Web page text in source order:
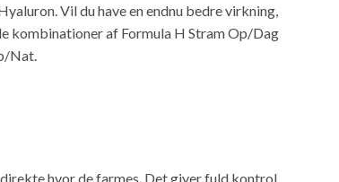
Vil du have en endnu bedre virkning,
kombinationer af Formula H Stram Op/Dag
Nat.
hvor de farmes. Det giver fuld kontrol